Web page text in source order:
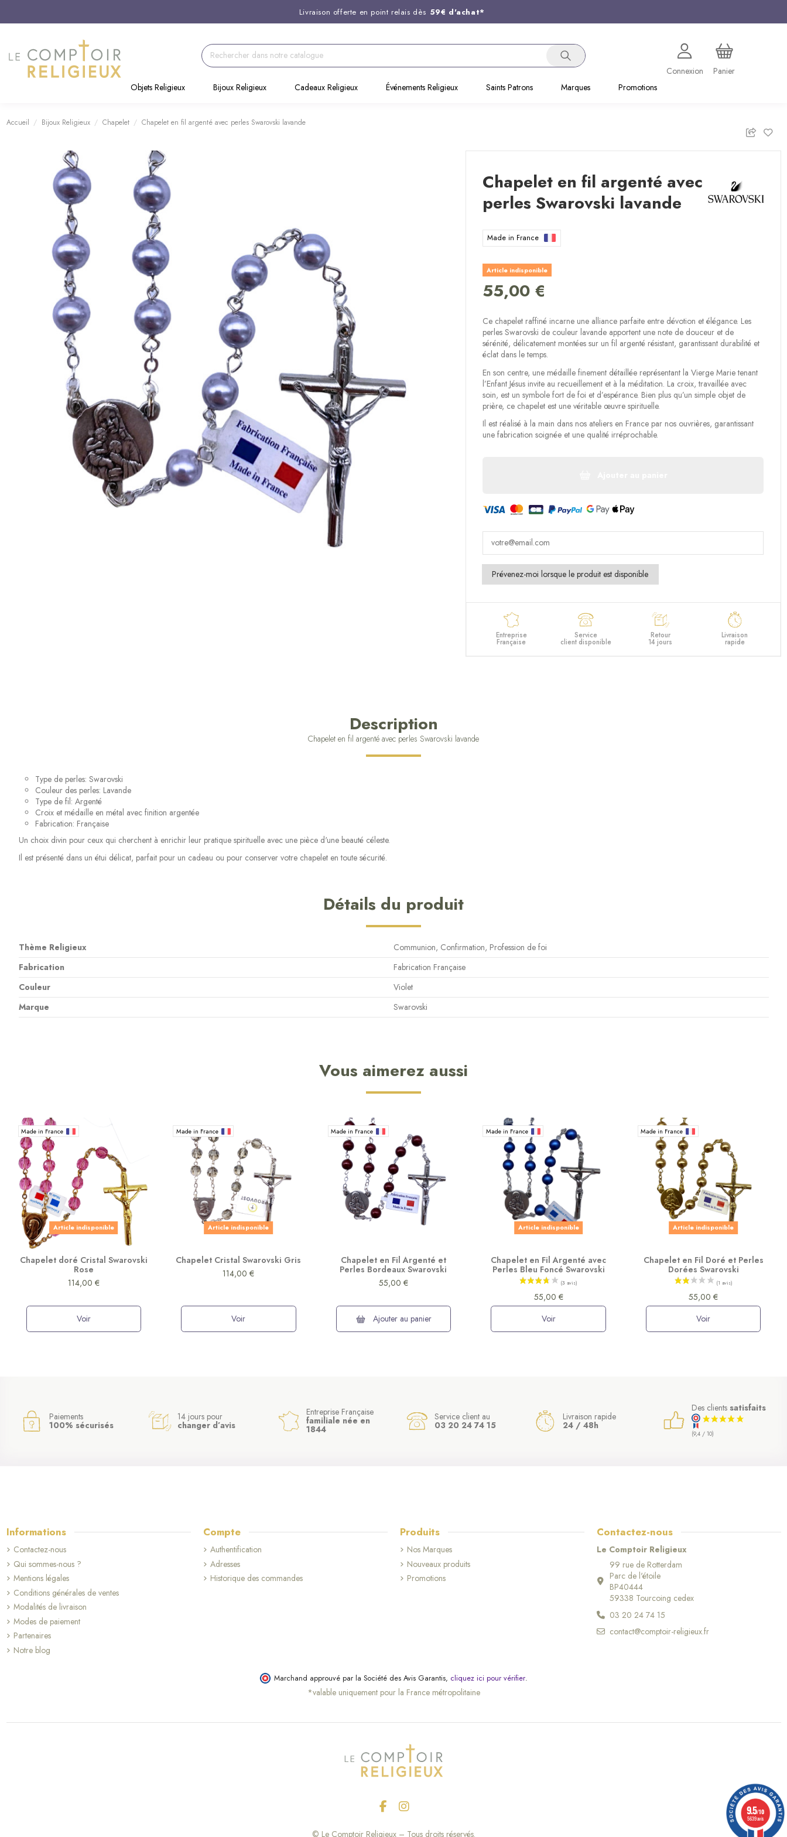
Livraison offerte en point relais dès 59€ d'achat*
Support client disponible au
Commandez avant 14H, expédition le jour même !
Connexion
Panier
Objets Religieux
Bijoux Religieux Cadeaux Religieux Événements Religieux Saints Patrons Marques Promotions
Accueil Bijoux Religieux Chapelet Chapelet en fil argenté avec perles Swarovski lavande
Chapelet en fil argenté avec
perles Swarovski lavande
Made in France
Article indisponible
55,00 €
Ce chapelet raffiné incarne une alliance parfaite entre dévotion et élégance. Les
perles Swarovski de couleur lavande apportent une note de douceur et de
sérénité, délicatement montées sur un fil argenté résistant, garantissant durabilité et
éclat dans le temps.
En son centre, une médaille finement détaillée représentant la Vierge Marie tenant
l’Enfant Jésus invite au recueillement et à la méditation. La croix, travaillée avec
soin, est un symbole fort de foi et d’espérance. Bien plus qu’un simple objet de
prière, ce chapelet est une véritable œuvre spirituelle.
Il est réalisé à la main dans nos ateliers en France par nos ouvrières, garantissant
une fabrication soignée et une qualité irréprochable.
Entreprise
Française
Service
client disponible
Retour
14 jours
Livraison
rapide
Description
Chapelet en fil argenté avec perles Swarovski lavande
Type de perles: Swarovski
Couleur des perles: Lavande
Type de fil: Argenté
Croix et médaille en métal avec finition argentée
Fabrication: Française
Un choix divin pour ceux qui cherchent à enrichir leur pratique spirituelle avec une pièce d'une beauté céleste.
Il est présenté dans un étui délicat, parfait pour un cadeau ou pour conserver votre chapelet en toute sécurité.
Détails du produit
Thème Religieux
Communion, Confirmation, Profession de foi
Fabrication
Fabrication Française
Couleur
Violet
Marque
Swarovski
Vous aimerez aussi
Made in France
Article indisponible
Chapelet doré Cristal Swarovski
Rose
114,00 €
Voir
Made in France
Article indisponible
Chapelet Cristal Swarovski Gris
114,00 €
Voir
Made in France
Chapelet en Fil Argenté et
Perles Bordeaux Swarovski
55,00 €
Ajouter au panier
Made in France
Article indisponible
Chapelet en Fil Argenté avec
Perles Bleu Foncé Swarovski
55,00 €
Voir
Made in France
Article indisponible
Chapelet en Fil Doré et Perles
Dorées Swarovski
55,00 €
Voir
Paiements
100% sécurisés
14 jours pour
changer d’avis
Entreprise Française
familiale née en
1844
Service client au
03 20 24 74 15
Livraison rapide
24 / 48h
Des clients satisfaits
(9,4 / 10)
Informations
Contactez-nous
Qui sommes-nous ?
Mentions légales
Conditions générales de ventes
Modalités de livraison
Modes de paiement
Partenaires
Notre blog
Compte
Authentification
Adresses
Historique des commandes
Produits
Nos Marques
Nouveaux produits
Promotions
Contactez-nous
Le Comptoir Religieux
99 rue de Rotterdam
Parc de l'étoile
BP40444
59338 Tourcoing cedex
03 20 24 74 15
contact@comptoir-religieux.fr
Marchand approuvé par la Société des Avis Garantis, cliquez ici pour vérifier.
*valable uniquement pour la France métropolitaine
© Le Comptoir Religieux – Tous droits réservés.
9.5/10
5639 avis